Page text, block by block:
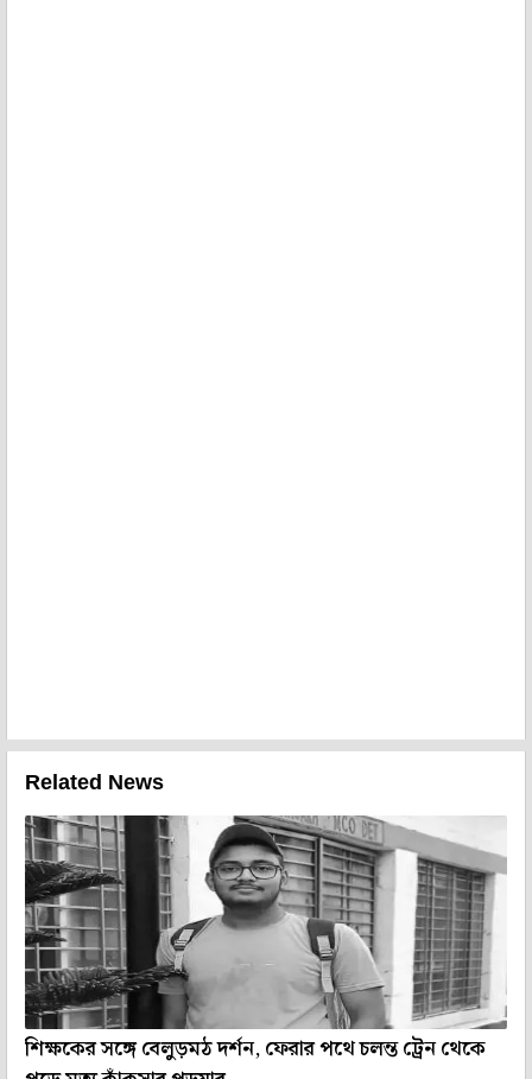
Related News
শিক্ষকের সঙ্গে বেলুড়মঠ দর্শন, ফেরার পথে চলন্ত ট্রেন থেকে